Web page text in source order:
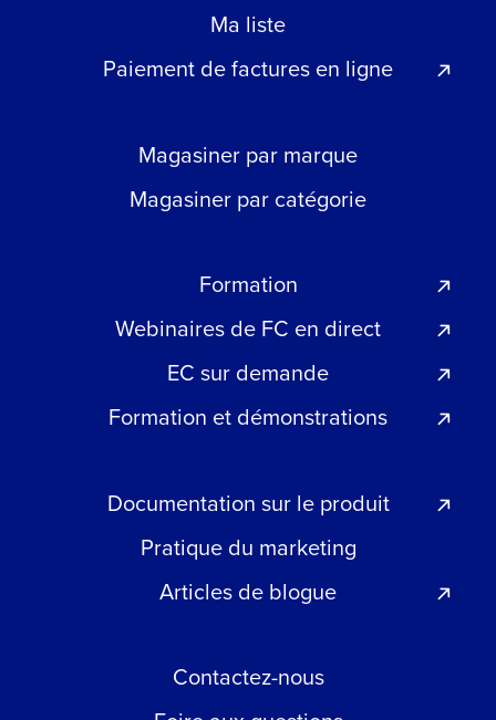
Ma liste
Paiement de factures en ligne
Magasiner par marque
Magasiner par catégorie
Formation
Webinaires de FC en direct
EC sur demande
Formation et démonstrations
Documentation sur le produit
Pratique du marketing
Articles de blogue
Contactez-nous